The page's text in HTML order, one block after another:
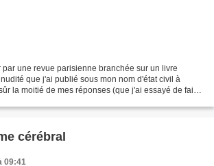
une revue parisienne branchée sur un livre
que j'ai publié sous mon nom d'état civil à
la moitié de mes réponses (que j'ai essayé de faire
cérébral
09:41